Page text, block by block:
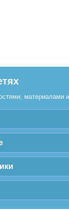
материалами